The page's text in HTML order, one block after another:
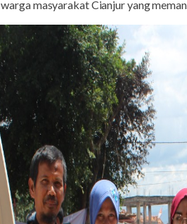
masyarakat Cianjur yang